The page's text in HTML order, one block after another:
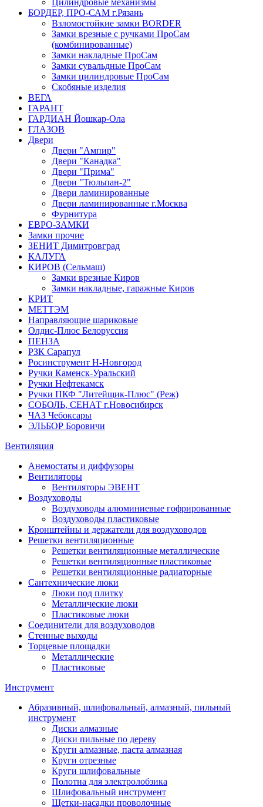
БОРДЕР, ПРО-САМ г.Рязань
Взломостойкие замки BORDER
Замки врезные с ручками ПроСам
(комбинированные)
Замки накладные ПроСам
Замки сувальдные ПроСам
Замки цилиндровые ПроСам
Скобяные изделия
ВЕГА
ГАРАНТ
ГАРДИАН Йошкар-Ола
ГЛАЗОВ
Двери
Двери "Ампир"
Двери "Канадка"
Двери "Прима"
Двери "Тюльпан-2"
Двери ламинированные
Двери ламинированные г.Москва
Фурнитура
ЕВРО-ЗАМКИ
Замки прочие
ЗЕНИТ Димитровград
КАЛУГА
КИРОВ (Сельмаш)
Замки врезные Киров
Замки накладные, гаражные Киров
КРИТ
МЕТТЭМ
Направляющие шариковые
Олдис-Плюс Белоруссия
ПЕНЗА
РЗК Сарапул
Росинструмент Н-Новгород
Ручки Каменск-Уральский
Ручки Нефтекамск
Ручки ПКФ "Литейщик-Плюс" (Реж)
СОБОЛЬ, СЕНАТ г.Новосибирск
ЧАЗ Чебоксары
ЭЛЬБОР Боровичи
Вентиляция
Анемостаты и диффузоры
Вентиляторы
Вентиляторы ЭВЕНТ
Воздуховоды
Воздуховоды алюминиевые гофрированные
Воздуховоды пластиковые
Кронштейны и держатели для воздуховодов
Решетки вентиляционные
Решетки вентиляционные металлические
Решетки вентиляционные пластиковые
Решетки вентиляционные радиаторные
Сантехнические люки
Люки под плитку
Металлические люки
Пластиковые люки
Соединители для воздуховодов
Стенные выходы
Торцевые площадки
Металлические
Пластиковые
Инструмент
Абразивный, шлифовальный, алмазный, пильный
инструмент
Диски алмазные
Диски пильные по дереву
Круги алмазные, паста алмазная
Круги отрезные
Круги шлифовальные
Полотна для электролобзика
Шлифовальный инструмент
Щетки-насадки проволочные